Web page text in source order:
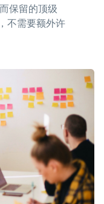
保留的顶级
不需要额外许